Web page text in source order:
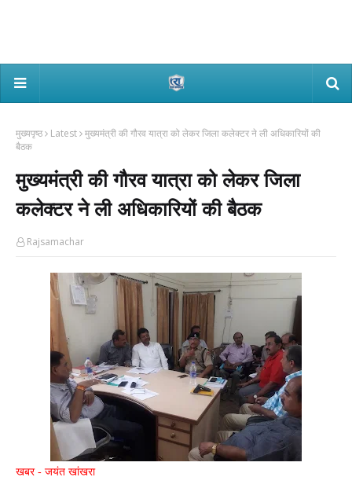
मुख्यपृष्ठ Latest मुख्यमंत्री की गौरव यात्रा को लेकर जिला कलेक्टर ने ली अधिकारियों की
बैठक
मुख्यमंत्री की गौरव यात्रा को लेकर जिला
कलेक्टर ने ली अधिकारियों की बैठक
Rajsamachar
खबर - जयंत खांखरा